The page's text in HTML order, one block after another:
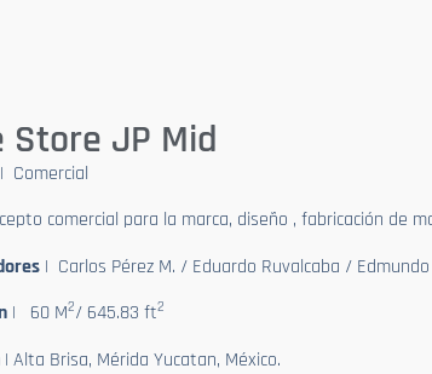
Store JP Mid
| Comercial
comercial para la marca, diseño , fabricación de
| Carlos Pérez M. / Eduardo Ruvalcaba /
| 60 M2/ 645.83 ft2
| Alta Brisa, Mérida Yucatan, México.